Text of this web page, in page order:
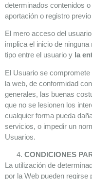
determinados contenidos
aportación o registro
El mero acceso del
implica el inicio de
tipo entre el usuario y la
El Usuario se
la web, de conformidad
generales, las buenas
que no se lesionen los
cualquier forma pueda
servicios, o impedir un
Usuarios.
CONDICIONES
La utilización de
por la Web pueden